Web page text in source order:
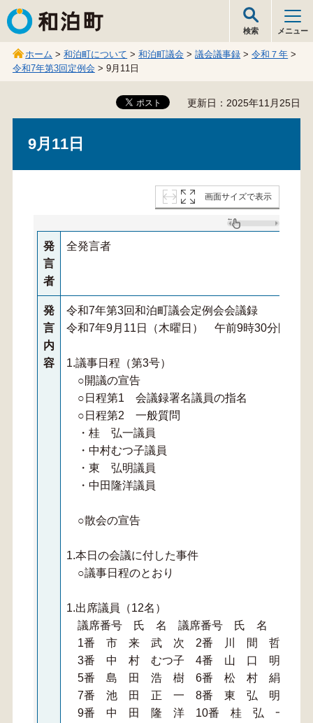
和泊町
検索 メニュー
ホーム >和泊町について >和泊町議会 >議会議事録 >令和７年 >
令和7年第3回定例会 > 9月11日
更新日：2025年11月25日
9月11日
画面サイズで表示
発
言
者
全発言者
発
言
内
容
令和7年第3回和泊町議会定例会会議録
令和7年9月11日（木曜日） 午前9時30分開議
1.議事日程（第3号）
○開議の宣告
○日程第1 会議録署名議員の指名
○日程第2 一般質問
・桂 弘一議員
・中村むつ子議員
・東 弘明議員
・中田隆洋議員
○散会の宣告
1.本日の会議に付した事件
○議事日程のとおり
1.出席議員（12名）
議席番号 氏 名 議席番号 氏 名
1番 市 来 武 次 2番 川 間 哲 志
3番 中 村 むつ子 4番 山 口 明日香
5番 島 田 浩 樹 6番 松 村 絹 江
7番 池 田 正 一 8番 東 弘 明
9番 中 田 隆 洋 10番 桂 弘 一